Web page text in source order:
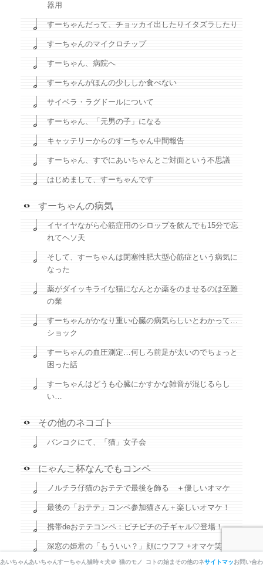
器用
すーちゃんだって、チョッカイ出したりイタズラしたり
すーちゃんのマイクロチップ
すーちゃん、病院へ
すーちゃんがほんの少ししか食べない
サイベラ・ラグドールについて
すーちゃん、「元男の子」になる
キャッテリーからのすーちゃん中間報告
すーちゃん、すでにあいちゃんとご対面という不思議
はじめまして、すーちゃんです
すーちゃんの病気
イヤイヤながら心筋症用のシロップを飲んでも15分で忘
れてヘソ天
そして、すーちゃんは閉塞性肥大型心筋症という病気に
なった
薬がダイッキライな猫になんとか薬をのませるのは至難
の業
すーちゃんがかなり重い心臓の病気らしいとわかって…
ショック
すーちゃんの血圧測定…何しろ前足が太いのでちょっと
困った話
すーちゃんはどうも心臓にかすかな雑音が混じるらし
い…
その他のネコゴト
バンコクにて、「猫」女子会
にゃんこ杯なんでもコンペ
ノルチラ仔猫のおテテで最後を飾る ＋優しいオマケ
最後の「おテテ」コンペ参加猫さん＋楽しいオマケ！
携帯deおテテコンペ：ピチピチの子ギャル♡登場！
深窓の姫君の「もういい？」顔にウフフ +オマケ笑い
「あいちゃん」が「マロンちゃん」を参加？
あいちゃん＆すーちゃん
あいちゃんすーちゃん猫時々犬＠オーストラリア
猫のモノ コトの始まりその他のネコゴトサイトマップお問い合